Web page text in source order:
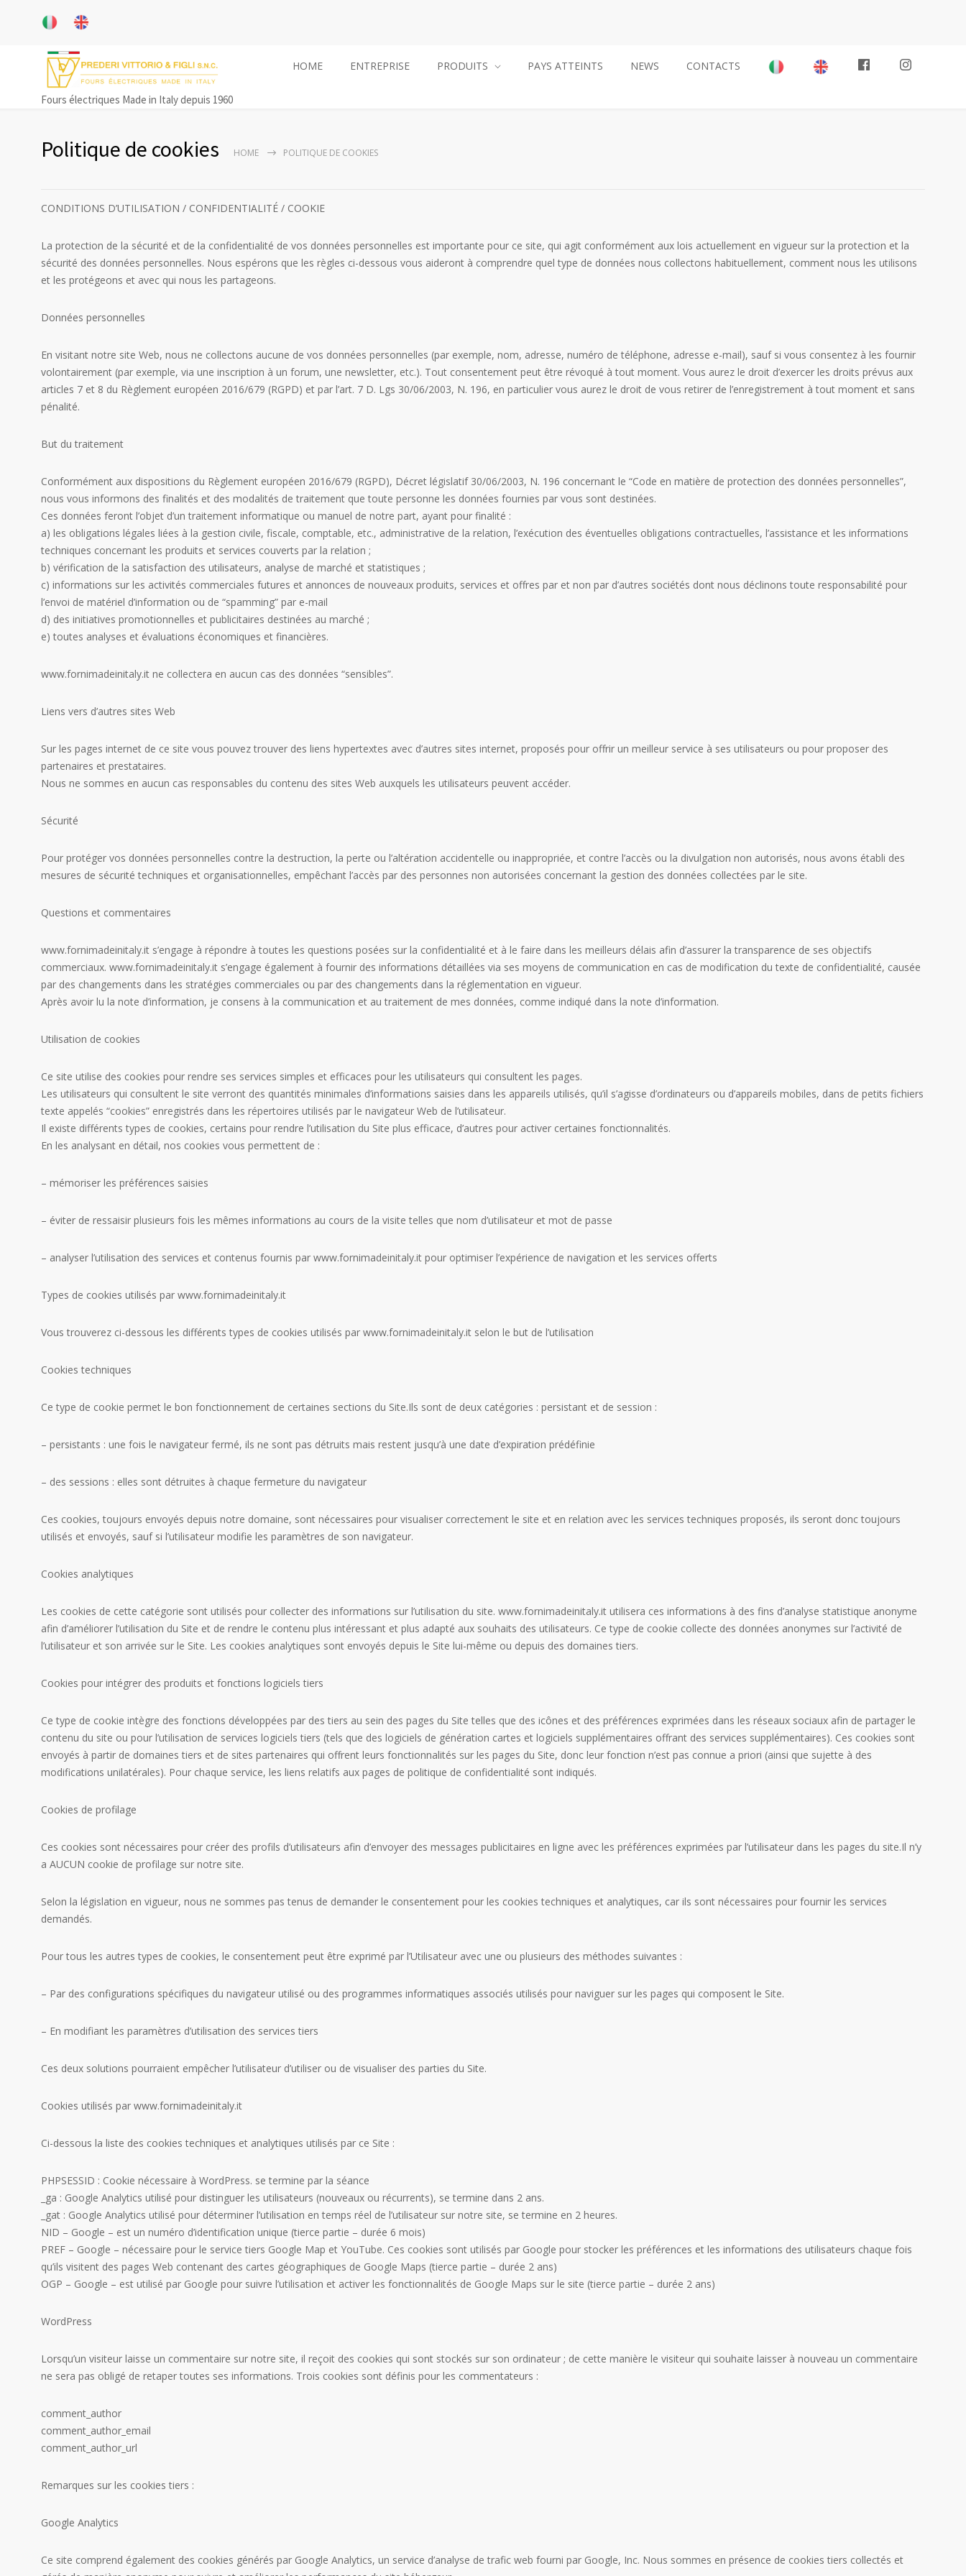
Fours électriques Made in Italy depuis 1960
HOME ENTREPRISE PRODUITS PAYS ATTEINTS NEWS CONTACTS
Politique de cookies HOME POLITIQUE DE COOKIES
CONDITIONS D’UTILISATION / CONFIDENTIALITÉ / COOKIE
La protection de la sécurité et de la confidentialité de vos données personnelles est importante pour ce site, qui agit conformément aux lois actuellement en vigueur sur la protection et la
sécurité des données personnelles. Nous espérons que les règles ci-dessous vous aideront à comprendre quel type de données nous collectons habituellement, comment nous les utilisons
et les protégeons et avec qui nous les partageons.
Données personnelles
En visitant notre site Web, nous ne collectons aucune de vos données personnelles (par exemple, nom, adresse, numéro de téléphone, adresse e-mail), sauf si vous consentez à les fournir
volontairement (par exemple, via une inscription à un forum, une newsletter, etc.). Tout consentement peut être révoqué à tout moment. Vous aurez le droit d’exercer les droits prévus aux
articles 7 et 8 du Règlement européen 2016/679 (RGPD) et par l’art. 7 D. Lgs 30/06/2003, N. 196, en particulier vous aurez le droit de vous retirer de l’enregistrement à tout moment et sans
pénalité.
But du traitement
Conformément aux dispositions du Règlement européen 2016/679 (RGPD), Décret législatif 30/06/2003, N. 196 concernant le “Code en matière de protection des données personnelles”,
nous vous informons des finalités et des modalités de traitement que toute personne les données fournies par vous sont destinées.
Ces données feront l’objet d’un traitement informatique ou manuel de notre part, ayant pour finalité :
a) les obligations légales liées à la gestion civile, fiscale, comptable, etc., administrative de la relation, l’exécution des éventuelles obligations contractuelles, l’assistance et les informations
techniques concernant les produits et services couverts par la relation ;
b) vérification de la satisfaction des utilisateurs, analyse de marché et statistiques ;
c) informations sur les activités commerciales futures et annonces de nouveaux produits, services et offres par et non par d’autres sociétés dont nous déclinons toute responsabilité pour
l’envoi de matériel d’information ou de “spamming” par e-mail
d) des initiatives promotionnelles et publicitaires destinées au marché ;
e) toutes analyses et évaluations économiques et financières.
www.fornimadeinitaly.it ne collectera en aucun cas des données “sensibles”.
Liens vers d’autres sites Web
Sur les pages internet de ce site vous pouvez trouver des liens hypertextes avec d’autres sites internet, proposés pour offrir un meilleur service à ses utilisateurs ou pour proposer des
partenaires et prestataires.
Nous ne sommes en aucun cas responsables du contenu des sites Web auxquels les utilisateurs peuvent accéder.
Sécurité
Pour protéger vos données personnelles contre la destruction, la perte ou l’altération accidentelle ou inappropriée, et contre l’accès ou la divulgation non autorisés, nous avons établi des
mesures de sécurité techniques et organisationnelles, empêchant l’accès par des personnes non autorisées concernant la gestion des données collectées par le site.
Questions et commentaires
www.fornimadeinitaly.it s’engage à répondre à toutes les questions posées sur la confidentialité et à le faire dans les meilleurs délais afin d’assurer la transparence de ses objectifs
commerciaux. www.fornimadeinitaly.it s’engage également à fournir des informations détaillées via ses moyens de communication en cas de modification du texte de confidentialité, causée
par des changements dans les stratégies commerciales ou par des changements dans la réglementation en vigueur.
Après avoir lu la note d’information, je consens à la communication et au traitement de mes données, comme indiqué dans la note d’information.
Utilisation de cookies
Ce site utilise des cookies pour rendre ses services simples et efficaces pour les utilisateurs qui consultent les pages.
Les utilisateurs qui consultent le site verront des quantités minimales d’informations saisies dans les appareils utilisés, qu’il s’agisse d’ordinateurs ou d’appareils mobiles, dans de petits fichiers
texte appelés “cookies” enregistrés dans les répertoires utilisés par le navigateur Web de l’utilisateur.
Il existe différents types de cookies, certains pour rendre l’utilisation du Site plus efficace, d’autres pour activer certaines fonctionnalités.
En les analysant en détail, nos cookies vous permettent de :
– mémoriser les préférences saisies
– éviter de ressaisir plusieurs fois les mêmes informations au cours de la visite telles que nom d’utilisateur et mot de passe
– analyser l’utilisation des services et contenus fournis par www.fornimadeinitaly.it pour optimiser l’expérience de navigation et les services offerts
Types de cookies utilisés par www.fornimadeinitaly.it
Vous trouverez ci-dessous les différents types de cookies utilisés par www.fornimadeinitaly.it selon le but de l’utilisation
Cookies techniques
Ce type de cookie permet le bon fonctionnement de certaines sections du Site.Ils sont de deux catégories : persistant et de session :
– persistants : une fois le navigateur fermé, ils ne sont pas détruits mais restent jusqu’à une date d’expiration prédéfinie
– des sessions : elles sont détruites à chaque fermeture du navigateur
Ces cookies, toujours envoyés depuis notre domaine, sont nécessaires pour visualiser correctement le site et en relation avec les services techniques proposés, ils seront donc toujours
utilisés et envoyés, sauf si l’utilisateur modifie les paramètres de son navigateur.
Cookies analytiques
Les cookies de cette catégorie sont utilisés pour collecter des informations sur l’utilisation du site. www.fornimadeinitaly.it utilisera ces informations à des fins d’analyse statistique anonyme
afin d’améliorer l’utilisation du Site et de rendre le contenu plus intéressant et plus adapté aux souhaits des utilisateurs. Ce type de cookie collecte des données anonymes sur l’activité de
l’utilisateur et son arrivée sur le Site. Les cookies analytiques sont envoyés depuis le Site lui-même ou depuis des domaines tiers.
Cookies pour intégrer des produits et fonctions logiciels tiers
Ce type de cookie intègre des fonctions développées par des tiers au sein des pages du Site telles que des icônes et des préférences exprimées dans les réseaux sociaux afin de partager le
contenu du site ou pour l’utilisation de services logiciels tiers (tels que des logiciels de génération cartes et logiciels supplémentaires offrant des services supplémentaires). Ces cookies sont
envoyés à partir de domaines tiers et de sites partenaires qui offrent leurs fonctionnalités sur les pages du Site, donc leur fonction n’est pas connue a priori (ainsi que sujette à des
modifications unilatérales). Pour chaque service, les liens relatifs aux pages de politique de confidentialité sont indiqués.
Cookies de profilage
Ces cookies sont nécessaires pour créer des profils d’utilisateurs afin d’envoyer des messages publicitaires en ligne avec les préférences exprimées par l’utilisateur dans les pages du site.Il n’y
a AUCUN cookie de profilage sur notre site.
Selon la législation en vigueur, nous ne sommes pas tenus de demander le consentement pour les cookies techniques et analytiques, car ils sont nécessaires pour fournir les services
demandés.
Pour tous les autres types de cookies, le consentement peut être exprimé par l’Utilisateur avec une ou plusieurs des méthodes suivantes :
– Par des configurations spécifiques du navigateur utilisé ou des programmes informatiques associés utilisés pour naviguer sur les pages qui composent le Site.
– En modifiant les paramètres d’utilisation des services tiers
Ces deux solutions pourraient empêcher l’utilisateur d’utiliser ou de visualiser des parties du Site.
Cookies utilisés par www.fornimadeinitaly.it
Ci-dessous la liste des cookies techniques et analytiques utilisés par ce Site :
PHPSESSID : Cookie nécessaire à WordPress. se termine par la séance
_ga : Google Analytics utilisé pour distinguer les utilisateurs (nouveaux ou récurrents), se termine dans 2 ans.
_gat : Google Analytics utilisé pour déterminer l’utilisation en temps réel de l’utilisateur sur notre site, se termine en 2 heures.
NID – Google – est un numéro d’identification unique (tierce partie – durée 6 mois)
PREF – Google – nécessaire pour le service tiers Google Map et YouTube. Ces cookies sont utilisés par Google pour stocker les préférences et les informations des utilisateurs chaque fois
qu’ils visitent des pages Web contenant des cartes géographiques de Google Maps (tierce partie – durée 2 ans)
OGP – Google – est utilisé par Google pour suivre l’utilisation et activer les fonctionnalités de Google Maps sur le site (tierce partie – durée 2 ans)
WordPress
Lorsqu’un visiteur laisse un commentaire sur notre site, il reçoit des cookies qui sont stockés sur son ordinateur ; de cette manière le visiteur qui souhaite laisser à nouveau un commentaire
ne sera pas obligé de retaper toutes ses informations. Trois cookies sont définis pour les commentateurs :
comment_author
comment_author_email
comment_author_url
Remarques sur les cookies tiers :
Google Analytics
Ce site comprend également des cookies générés par Google Analytics, un service d’analyse de trafic web fourni par Google, Inc. Nous sommes en présence de cookies tiers collectés et